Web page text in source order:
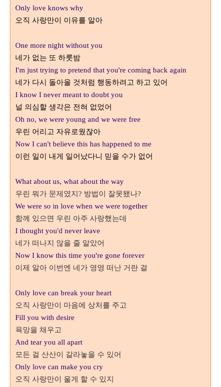
Only love knows why
오직 사랑만이 이유를 알아
One more night without you
네가 없는 또 하룻밤
I'm just trying to pretend that you're coming back again
네가 다시 돌아올 것처럼 행동하려고 하고 있어
I know I never meant to doubt you
널 의심할 생각은 전혀 없었어
Oh no, we were young and we were free
우린 어리고 자유로웠잖아
Now I can't believe this has happened to me
이런 일이 내게 일어났다니 믿을 수가 없어
What about us, what about the way
우린 뭐가 문제였지? 방법이 잘못됐나?
We were so in love when we were together
함께 있으면 우린 아주 사랑했는데
I thought you'd never leave
네가 떠나지 않을 줄 알았어
Now I know this time you're gone forever
이제 알아 이번엔 네가 영영 떠난 거란 걸
Only love can break your heart
오직 사랑만이 마음에 상처를 주고
Fill you with desire
욕망을 채우고
And tear you all apart
모든 걸 산산이 갈라놓을 수 있어
Only love can make you cry
오직 사랑만이 울게 할 수 있지